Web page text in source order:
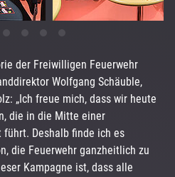
der Freiwilligen Feuerwehr
Wolfgang Schäuble,
„Ich freue mich, dass wir heute
die in die Mitte einer
Deshalb finde ich es
die Feuerwehr ganzheitlich zu
Kampagne ist, dass alle